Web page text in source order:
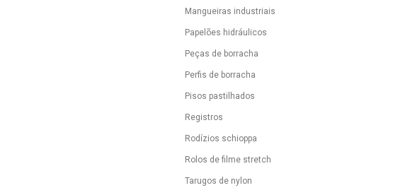
Mangueiras industriais
Papelões hidráulicos
Peças de borracha
Perfis de borracha
Pisos pastilhados
Registros
Rodízios schioppa
Rolos de filme stretch
Tarugos de nylon